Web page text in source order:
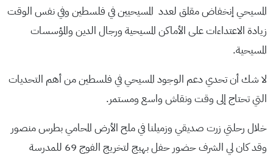
المسيحي إنخفاض مقلق لعدد المسيحيين في فلسطين وفي نفس الوقت
زيادة الاعتداءات على الأماكن المسيحية ورجال الدين والمؤسسات
المسيحية.
لا شك أن تحدي دعم الوجود المسيحي في فلسطين من أهم التحديات
التي تحتاج إلى وقت ونقاش واسع ومستمر.
خلال رحلتي زرت صديقي وزميلنا في ملح الأرض المحامي بطرس منصور
وقد كان لي الشرف حضور حفل بهيج لتخريج الفوج 69 للمدرسة